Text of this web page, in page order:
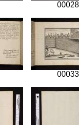
00028
00033